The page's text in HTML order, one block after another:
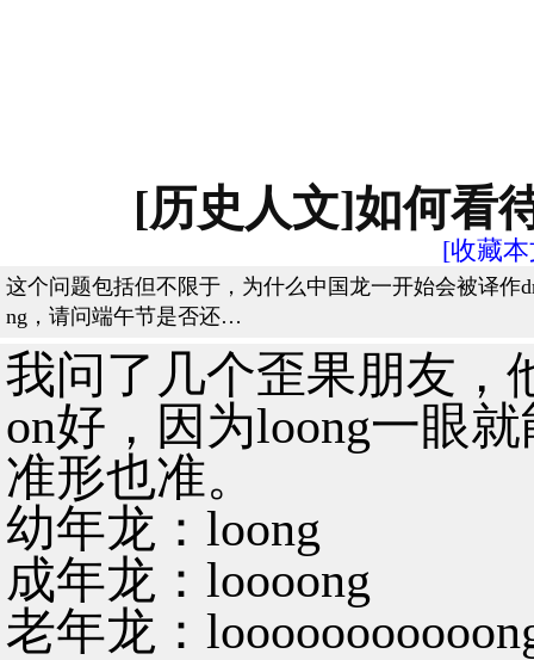
[历史人文]如何看
[收藏
这个问题包括但不限于，为什么中国龙一开始会被译作
ng，请问端午节是否还…
我问了几个歪果朋友，
on好，因为loong一眼
准形也准。
幼年龙：loong
成年龙：loooong
老年龙：